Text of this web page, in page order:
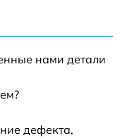
нами детали
дефекта,